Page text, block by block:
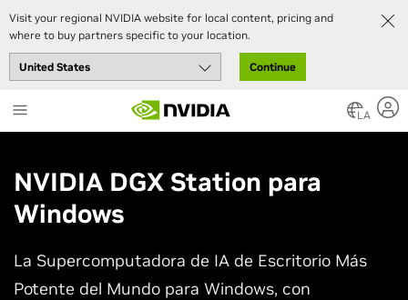
Visit your regional NVIDIA website for local content, pricing and
where to buy partners specific to your location.
Continue
to
main
LA
NVIDIA DGX Station para
Windows
La Supercomputadora de IA de Escritorio Más
Potente del Mundo para Windows, con